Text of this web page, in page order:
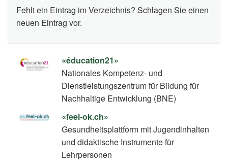
«éducation21»
Nationales Kompetenz- und
Dienstleistungszentrum für Bildung für
Nachhaltige Entwicklung (BNE)
«feel-ok.ch»
Gesundheitsplattform mit Jugendinhalten
und didaktische Instrumente für
Lehrpersonen
Fehlt ein Eintrag im Verzeichnis? Schlagen Sie einen
neuen Eintrag vor.